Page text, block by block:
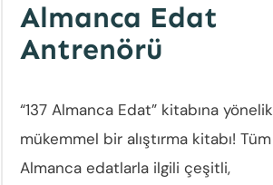
Almanca Edat
Antrenörü
“137 Almanca Edat” kitabına yönelik
mükemmel bir alıştırma kitabı! Tüm
Almanca edatlarla ilgili çeşitli,